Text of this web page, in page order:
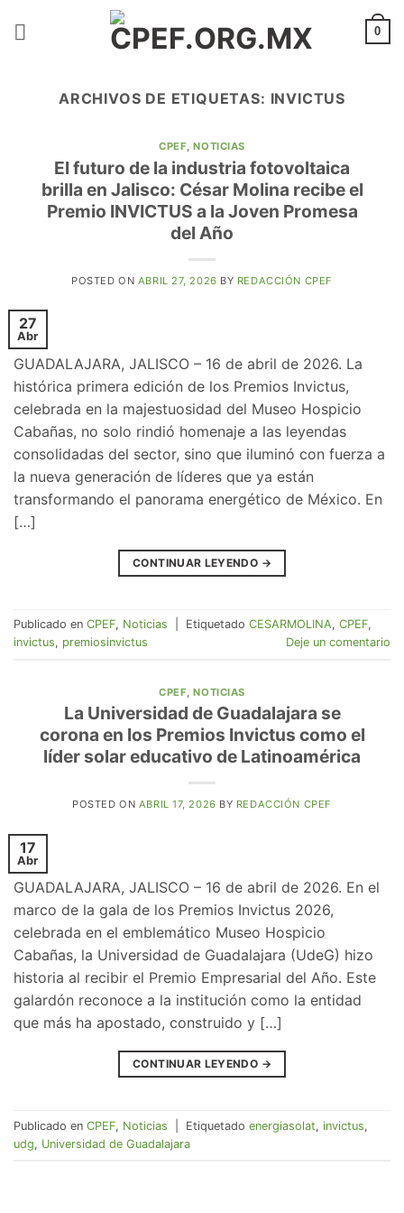
0
ARCHIVOS DE ETIQUETAS: INVICTUS
CPEF,NOTICIAS
El futuro de la industria fotovoltaica
brilla en Jalisco: César Molina recibe el
Premio INVICTUS a la Joven Promesa
del Año
POSTED ON ABRIL 27, 2026 BY REDACCIÓN CPEF
27
Abr
​GUADALAJARA, JALISCO – 16 de abril de 2026. La
histórica primera edición de los Premios Invictus,
celebrada en la majestuosidad del Museo Hospicio
Cabañas, no solo rindió homenaje a las leyendas
consolidadas del sector, sino que iluminó con fuerza a
la nueva generación de líderes que ya están
transformando el panorama energético de México. En
[…]
CONTINUAR LEYENDO →
Publicado en CPEF, Noticias Etiquetado CESARMOLINA, CPEF,
invictus, premiosinvictus Deje un comentario
CPEF ,NOTICIAS
La Universidad de Guadalajara se
corona en los Premios Invictus como el
líder solar educativo de Latinoamérica
POSTED ON ABRIL 17, 2026 BY REDACCIÓN CPEF
17
Abr
GUADALAJARA, JALISCO – 16 de abril de 2026. En el
marco de la gala de los Premios Invictus 2026,
celebrada en el emblemático Museo Hospicio
Cabañas, la Universidad de Guadalajara (UdeG) hizo
historia al recibir el Premio Empresarial del Año. Este
galardón reconoce a la institución como la entidad
que más ha apostado, construido y […]
CONTINUAR LEYENDO →
Publicado en CPEF, Noticias Etiquetado energiasolat, invictus,
udg, Universidad de Guadalajara